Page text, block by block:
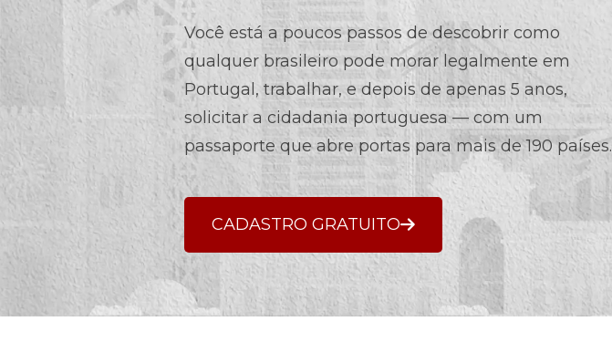
Você está a poucos passos de descobrir como
qualquer brasileiro pode morar legalmente em
Portugal, trabalhar, e depois de apenas 5 anos,
solicitar a cidadania portuguesa — com um
passaporte que abre portas para mais de 190 países.
CADASTRO GRATUITO